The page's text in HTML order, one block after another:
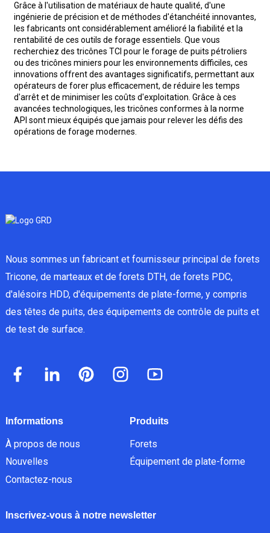
Grâce à l'utilisation de matériaux de haute qualité, d'une
ingénierie de précision et de méthodes d'étanchéité innovantes,
les fabricants ont considérablement amélioré la fiabilité et la
rentabilité de ces outils de forage essentiels. Que vous
recherchiez des tricônes TCI pour le forage de puits pétroliers
ou des tricônes miniers pour les environnements difficiles, ces
innovations offrent des avantages significatifs, permettant aux
opérateurs de forer plus efficacement, de réduire les temps
d'arrêt et de minimiser les coûts d'exploitation. Grâce à ces
avancées technologiques, les tricônes conformes à la norme
API sont mieux équipés que jamais pour relever les défis des
opérations de forage modernes.
Nous sommes un fabricant et fournisseur principal de forets
Tricone, de marteaux et de forets DTH, de forets PDC,
d'alésoirs HDD, d'équipements de plate-forme, y compris
des têtes de puits, des équipements de contrôle de puits et
de test de surface.
Informations
À propos de nous
Nouvelles
Contactez-nous
Produits
Forets
Équipement de plate-forme
Inscrivez-vous à notre newsletter